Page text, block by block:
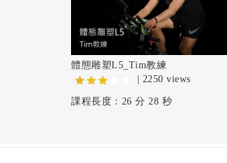
體態雕塑L5_Tim教練
| 2250 views
課程長度：26 分 28 秒